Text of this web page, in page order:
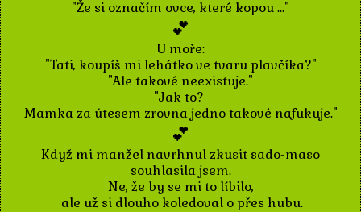
"Že si označím ovce, které kopou ..."
💕
U moře:
"Tati, koupíš mi lehátko ve tvaru plavčíka?"
"Ale takové neexistuje."
"Jak to?
Mamka za útesem zrovna jedno takové nafukuje."
💕
Když mi manžel navrhnul zkusit sado-maso
souhlasila jsem.
Ne, že by se mi to líbilo,
ale už si dlouho koledoval o přes hubu.